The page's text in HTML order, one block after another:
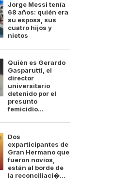
Jorge Messi tenía
68 años: quién era
su esposa, sus
cuatro hijos y
nietos
Quién es Gerardo
Gasparutti, el
director
universitario
detenido por el
presunto
femicidio...
Dos
exparticipantes de
Gran Hermano que
fueron novios,
están al borde de
la reconciliaci�...